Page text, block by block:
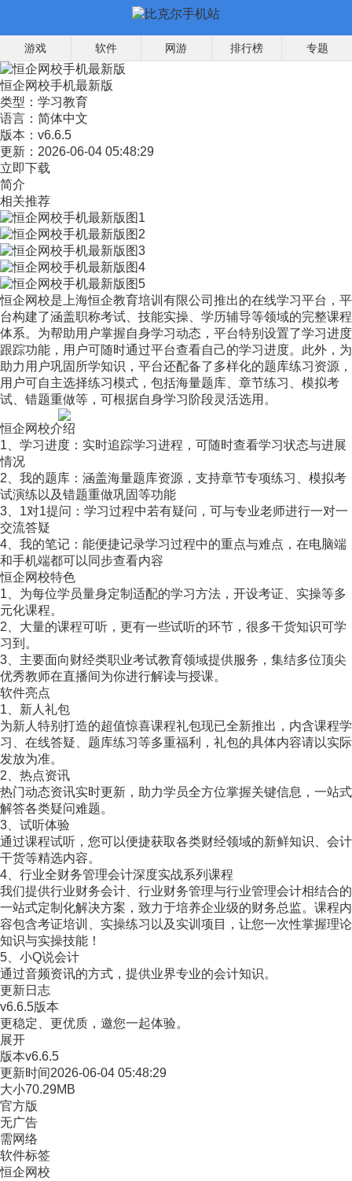
游戏 软件 网游 排行榜 专题
恒企网校手机最新版
类型： 学习教育
语言： 简体中文
版本： v6.6.5
更新： 2026-06-04 05:48:29
立即下载
简介
相关推荐
恒企网校是上海恒企教育培训有限公司推出的在线学习平台，平
台构建了涵盖职称考试、技能实操、学历辅导等领域的完整课程
体系。为帮助用户掌握自身学习动态，平台特别设置了学习进度
跟踪功能，用户可随时通过平台查看自己的学习进度。此外，为
助力用户巩固所学知识，平台还配备了多样化的题库练习资源，
用户可自主选择练习模式，包括海量题库、章节练习、模拟考
试、错题重做等，可根据自身学习阶段灵活选用。
恒企网校介绍
1、学习进度：实时追踪学习进程，可随时查看学习状态与进展
情况
2、我的题库：涵盖海量题库资源，支持章节专项练习、模拟考
试演练以及错题重做巩固等功能
3、1对1提问：学习过程中若有疑问，可与专业老师进行一对一
交流答疑
4、我的笔记：能便捷记录学习过程中的重点与难点，在电脑端
和手机端都可以同步查看内容
恒企网校特色
1、为每位学员量身定制适配的学习方法，开设考证、实操等多
元化课程。
2、大量的课程可听，更有一些试听的环节，很多干货知识可学
习到。
3、主要面向财经类职业考试教育领域提供服务，集结多位顶尖
优秀教师在直播间为你进行解读与授课。
软件亮点
1、新人礼包
为新人特别打造的超值惊喜课程礼包现已全新推出，内含课程学
习、在线答疑、题库练习等多重福利，礼包的具体内容请以实际
发放为准。
2、热点资讯
热门动态资讯实时更新，助力学员全方位掌握关键信息，一站式
解答各类疑问难题。
3、试听体验
通过课程试听，您可以便捷获取各类财经领域的新鲜知识、会计
干货等精选内容。
4、行业全财务管理会计深度实战系列课程
我们提供行业财务会计、行业财务管理与行业管理会计相结合的
一站式定制化解决方案，致力于培养企业级的财务总监。课程内
容包含考证培训、实操练习以及实训项目，让您一次性掌握理论
知识与实操技能！
5、小Q说会计
通过音频资讯的方式，提供业界专业的会计知识。
更新日志
v6.6.5版本
更稳定、更优质，邀您一起体验。
展开
版本v6.6.5
更新时间2026-06-04 05:48:29
大小70.29MB
官方版
无广告
需网络
软件标签
恒企网校